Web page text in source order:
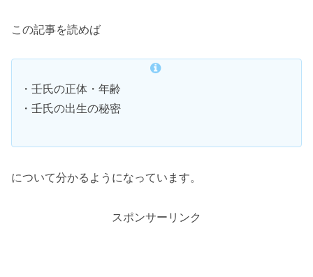
この記事を読めば
・壬氏の正体・年齢
・壬氏の出生の秘密
について分かるようになっています。
スポンサーリンク